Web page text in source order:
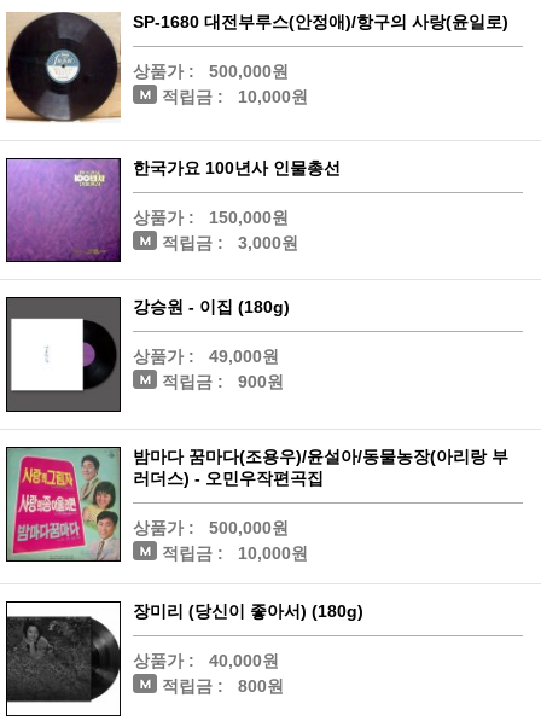
SP-1680 대전부루스(안정애)/항구의 사랑(윤일로)
상품가 :
500,000원
적립금 :
10,000원
한국가요 100년사 인물총선
상품가 :
150,000원
적립금 :
3,000원
강승원 - 이집 (180g)
상품가 :
49,000원
적립금 :
900원
밤마다 꿈마다(조용우)/윤설아/동물농장(아리랑 부
러더스) - 오민우작편곡집
상품가 :
500,000원
적립금 :
10,000원
장미리 (당신이 좋아서) (180g)
상품가 :
40,000원
적립금 :
800원